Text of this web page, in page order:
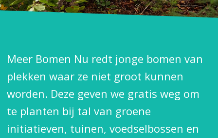
Meer Bomen Nu redt jonge bomen van
plekken waar ze niet groot kunnen
worden. Deze geven we gratis weg om
te planten bij tal van groene
initiatieven, tuinen, voedselbossen en